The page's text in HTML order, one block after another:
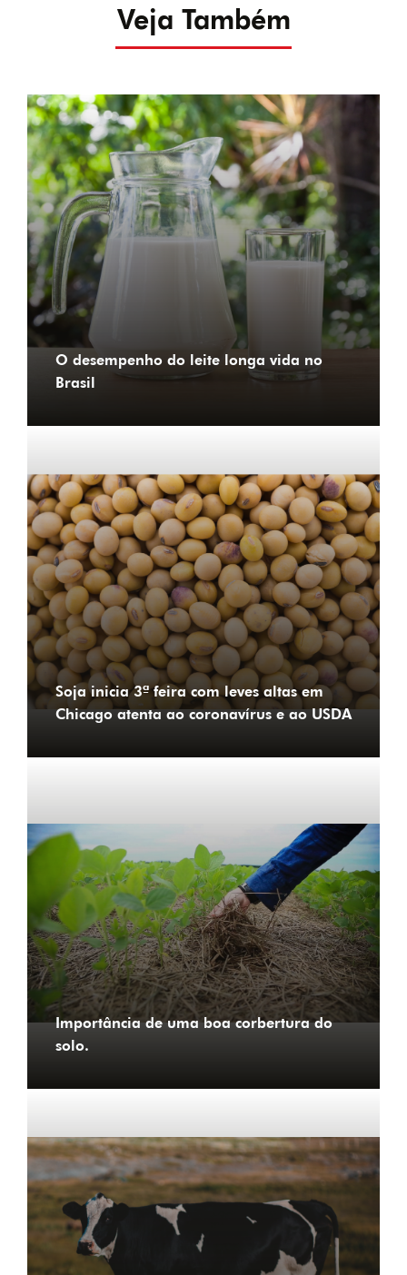
Veja Também
O desempenho do leite longa vida no
Brasil
Soja inicia 3ª feira com leves altas em
Chicago atenta ao coronavírus e ao USDA
Importância de uma boa corbertura do
solo.